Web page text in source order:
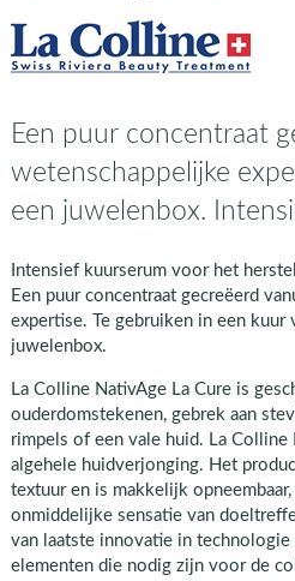
Een puur concentraat
wetenschappelijke
een juwelenbox.
Intensief kuurserum voor het
Een puur concentraat gecreëerd
expertise. Te gebruiken in een kuur
juwelenbox.
La Colline NativAge La Cure is
ouderdomstekenen, gebrek aan
rimpels of een vale huid. La
algehele huidverjonging. Het
textuur en is makkelijk
onmiddelijke sensatie van
van laatste innovatie in technologie
elementen die nodig zijn voor de